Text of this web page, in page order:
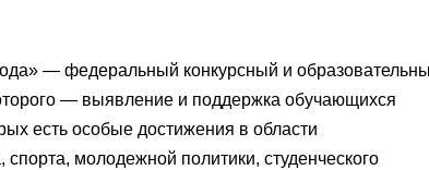
— федеральный конкурсный и
— выявление и поддержка обучающихся
есть особые достижения в области
молодежной политики, студенческого